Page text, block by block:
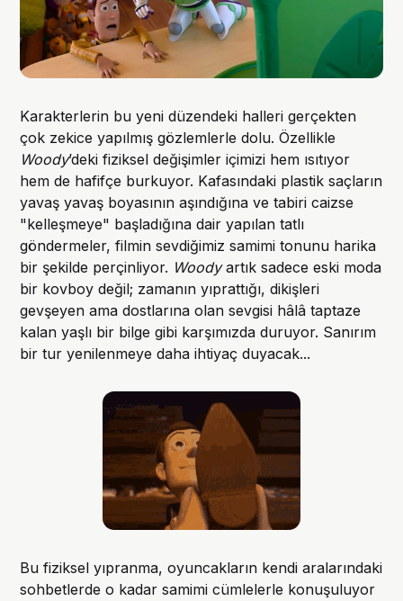
Karakterlerin bu yeni düzendeki halleri gerçekten
çok zekice yapılmış gözlemlerle dolu. Özellikle
Woody’deki fiziksel değişimler içimizi hem ısıtıyor
hem de hafifçe burkuyor. Kafasındaki plastik saçların
yavaş yavaş boyasının aşındığına ve tabiri caizse
"kelleşmeye" başladığına dair yapılan tatlı
göndermeler, filmin sevdiğimiz samimi tonunu harika
bir şekilde perçinliyor. Woodyartık sadece eski moda
bir kovboy değil; zamanın yıprattığı, dikişleri
gevşeyen ama dostlarına olan sevgisi hâlâ taptaze
kalan yaşlı bir bilge gibi karşımızda duruyor. Sanırım
bir tur yenilenmeye daha ihtiyaç duyacak...
Bu fiziksel yıpranma, oyuncakların kendi aralarındaki
sohbetlerde o kadar samimi cümlelerle konuşuluyor